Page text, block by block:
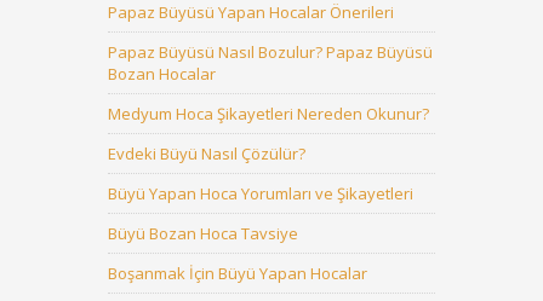
Papaz Büyüsü Yapan Hocalar Önerileri
Papaz Büyüsü Nasıl Bozulur? Papaz Büyüsü
Bozan Hocalar
Medyum Hoca Şikayetleri Nereden Okunur?
Evdeki Büyü Nasıl Çözülür?
Büyü Yapan Hoca Yorumları ve Şikayetleri
Büyü Bozan Hoca Tavsiye
Boşanmak İçin Büyü Yapan Hocalar